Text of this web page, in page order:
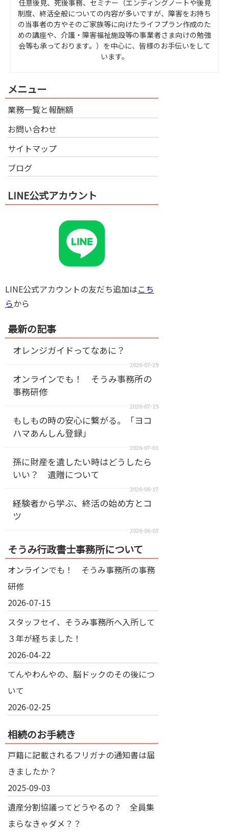
任意後見、死後事務、セミナー（エンディングノートや後見
制度、終活全般についての内容が多いですが、障害をお持ち
の当事者の方やそのご家族等に向けたライフプラン作成のた
めの講座や、介護・障害福祉施設等の事業者さま向けの勉強
会等も承っております。）を中心に、皆様のお手伝いをして
います。
メニュー
業務一覧と報酬額
お問い合わせ
サイトマップ
ブログ
LINE公式アカウント
LINE公式アカウントの友だち追加はこち
らから
最新の記事
オレンジガイドってなあに？
2026-07-29
オンラインでも！ そうみ事務所の
事務研修
2026-07-15
もしもの時の安心に繋がる。「ヨコ
ハマあんしん登録」
2026-07-01
孫に財産を遺したい時はどうしたら
いい？ 遺贈について
2026-06-17
経験者から学ぶ、終活の始め方とコ
ツ
2026-06-03
そうみ行政書士事務所について
オンラインでも！ そうみ事務所の事務
研修
2026-07-15
スタッフセイ、そうみ事務所へ入所して
３年が経ちました！
2026-04-22
てんやわんやの、脳ドックのその後につ
いて
2026-02-25
相続のお手続き
戸籍に記載されるフリガナの通知書は届
きましたか？
2025-09-03
遺産分割協議ってどうやるの？ 全員集
まらなきゃダメ？？